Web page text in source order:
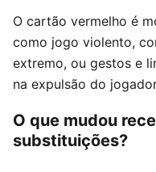
O cartão vermelho é
como jogo violento,
extremo, ou gestos e
na expulsão do
O que mudou
substituições?